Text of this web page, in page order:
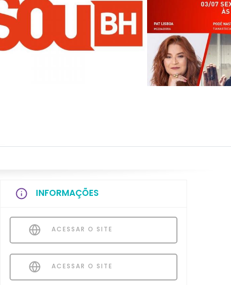
INFORMAÇÕES
ACESSAR O SITE
ACESSAR O SITE